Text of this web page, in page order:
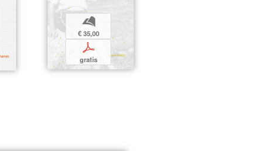
b
€ 35,00
p
gratis